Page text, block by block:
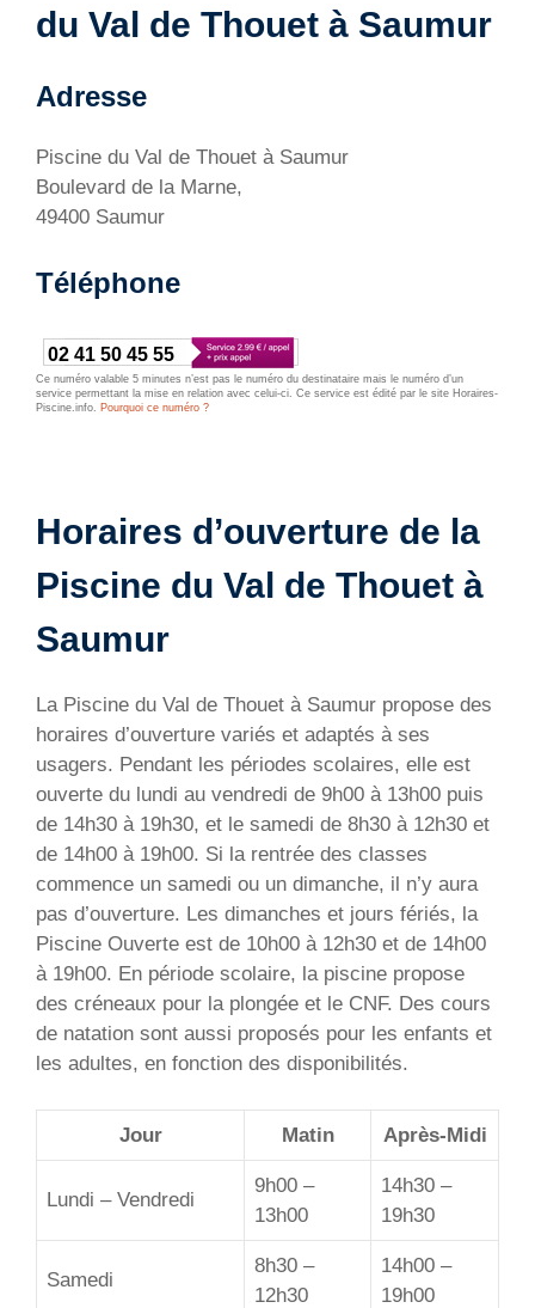
du Val de Thouet à Saumur
Adresse
Piscine du Val de Thouet à Saumur
Boulevard de la Marne,
49400 Saumur
Téléphone
02 41 50 45 55
Ce numéro valable 5 minutes n’est pas le numéro du destinataire mais le numéro d’un
service permettant la mise en relation avec celui-ci. Ce service est édité par le site Horaires-
Piscine.info. Pourquoi ce numéro ?
Horaires d’ouverture de la
Piscine du Val de Thouet à
Saumur
La Piscine du Val de Thouet à Saumur propose des
horaires d’ouverture variés et adaptés à ses
usagers. Pendant les périodes scolaires, elle est
ouverte du lundi au vendredi de 9h00 à 13h00 puis
de 14h30 à 19h30, et le samedi de 8h30 à 12h30 et
de 14h00 à 19h00. Si la rentrée des classes
commence un samedi ou un dimanche, il n’y aura
pas d’ouverture. Les dimanches et jours fériés, la
Piscine Ouverte est de 10h00 à 12h30 et de 14h00
à 19h00. En période scolaire, la piscine propose
des créneaux pour la plongée et le CNF. Des cours
de natation sont aussi proposés pour les enfants et
les adultes, en fonction des disponibilités.
Jour Matin Après-Midi
Lundi – Vendredi
9h00 –
13h00
14h30 –
19h30
Samedi
8h30 –
12h30
14h00 –
19h00